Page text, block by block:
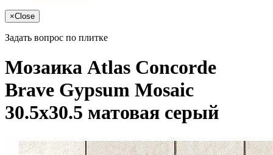
×Close
Задать вопрос по плитке
Мозаика Atlas Concorde
Brave Gypsum Mosaic
30.5x30.5 матовая серый